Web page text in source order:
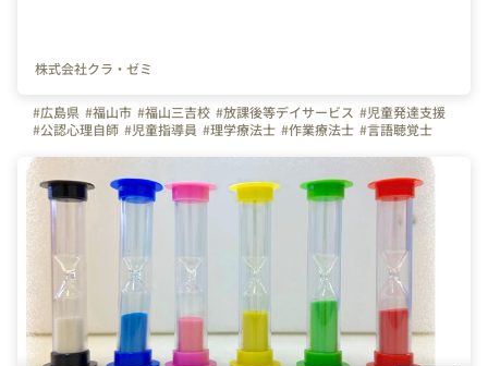
株式会社クラ・ゼミ
#広島県 #福山市 #福山三吉校 #放課後等デイサービス #児童発達支援
#公認心理自師 #児童指導員 #理学療法士 #作業療法士 #言語聴覚士